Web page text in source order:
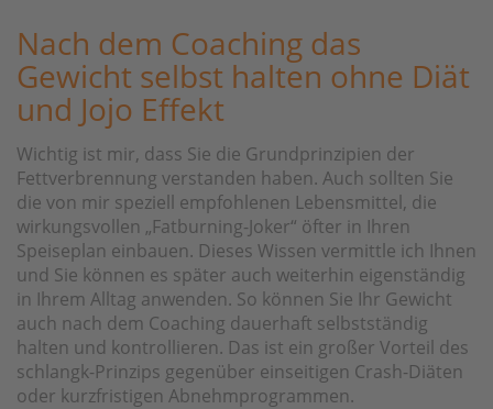
Nach dem Coaching das
Gewicht selbst halten ohne Diät
und Jojo Effekt
Wichtig ist mir, dass Sie die Grundprinzipien der
Fettverbrennung verstanden haben. Auch sollten Sie
die von mir speziell empfohlenen Lebensmittel, die
wirkungsvollen „Fatburning-Joker“ öfter in Ihren
Speiseplan einbauen. Dieses Wissen vermittle ich Ihnen
und Sie können es später auch weiterhin eigenständig
in Ihrem Alltag anwenden. So können Sie Ihr Gewicht
auch nach dem Coaching dauerhaft selbstständig
halten und kontrollieren. Das ist ein großer Vorteil des
schlangk-Prinzips gegenüber einseitigen Crash-Diäten
oder kurzfristigen Abnehmprogrammen.